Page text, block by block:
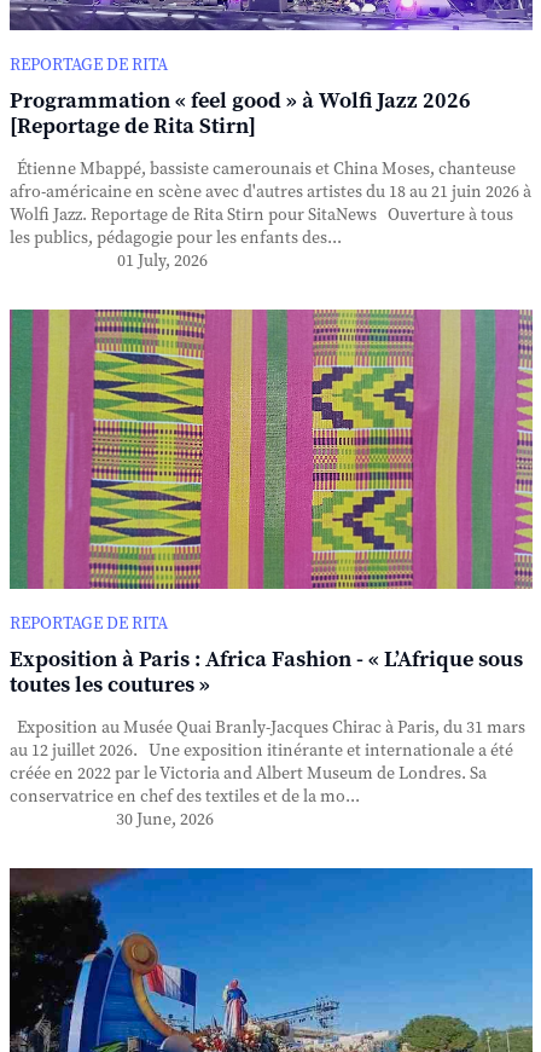
REPORTAGE DE RITA
Programmation « feel good » à Wolfi Jazz 2026
[Reportage de Rita Stirn]
Étienne Mbappé, bassiste camerounais et China Moses, chanteuse
afro-américaine en scène avec d'autres artistes du 18 au 21 juin 2026 à
Wolfi Jazz. Reportage de Rita Stirn pour SitaNews Ouverture à tous
les publics, pédagogie pour les enfants des...
01 July, 2026
REPORTAGE DE RITA
Exposition à Paris : Africa Fashion - « L’Afrique sous
toutes les coutures »
Exposition au Musée Quai Branly-Jacques Chirac à Paris, du 31 mars
au 12 juillet 2026. Une exposition itinérante et internationale a été
créée en 2022 par le Victoria and Albert Museum de Londres. Sa
conservatrice en chef des textiles et de la mo...
30 June, 2026